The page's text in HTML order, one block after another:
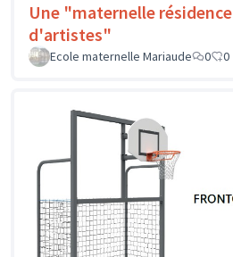
Une "maternelle résidence
d'artistes"
Ecole maternelle Mariaude
0 0